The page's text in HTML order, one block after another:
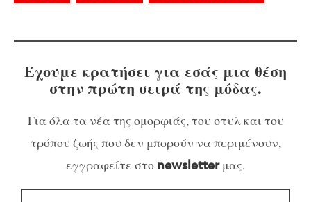
Έχουμε κρατήσει για εσάς μια θέση
στην πρώτη σειρά της μόδας.
Για όλα τα νέα της ομορφιάς, του στυλ και του
τρόπου ζωής που δεν μπορούν να περιμένουν,
εγγραφείτε στο newsletterμας.